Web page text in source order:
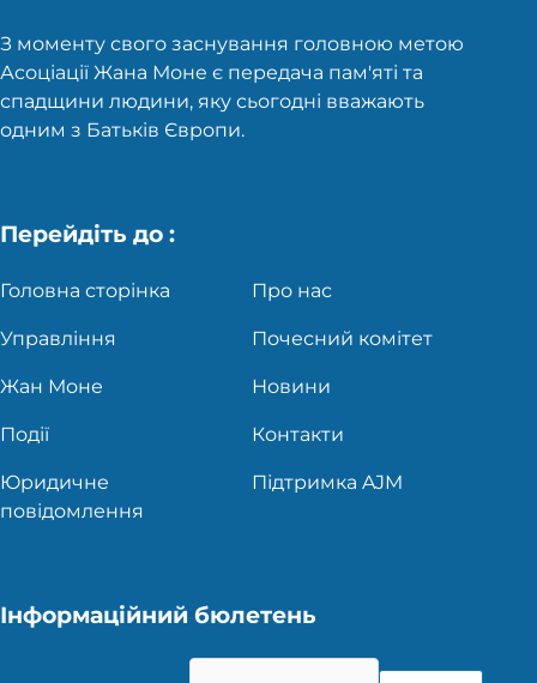
З моменту свого заснування головною метою
Асоціації Жана Моне є передача пам'яті та
спадщини людини, яку сьогодні вважають
одним з Батьків Європи.
Перейдіть до :
Головна сторінка Про нас
Управління Почесний комітет
Жан Моне Новини
Події Контакти
Юридичне
повідомлення
Підтримка AJM
Інформаційний бюлетень